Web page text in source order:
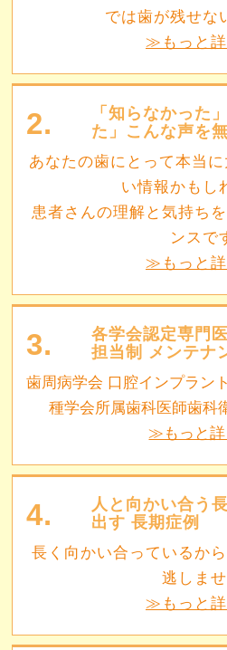
では歯が残せな
≫もっと詳
2.
「知らなかった
た」こんな声を
あなたの歯にとって本当
い情報かもし
患者さんの理解と気持ち
ンスで
≫もっと詳
3.
各学会認定専門
担当制 メンテナ
歯周病学会 口腔インプラン
種学会所属歯科医師歯科
≫もっと詳
4.
人と向かい合う
出す 長期症例
長く向かい合っているか
逃しま
≫もっと詳